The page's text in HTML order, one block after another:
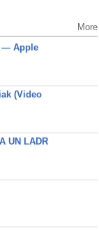
More
— Apple
(Video
UN LADR